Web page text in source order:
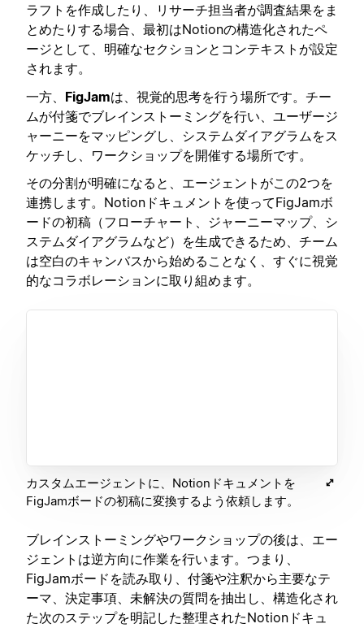
ラフトを作成したり、リサーチ担当者が調査結果をま
とめたりする場合、最初はNotionの構造化されたペ
ージとして、明確なセクションとコンテキストが設定
されます。
一方、 FigJamは、視覚的思考を行う場所です。チー
ムが付箋でブレインストーミングを行い、ユーザージ
ャーニーをマッピングし、システムダイアグラムをス
ケッチし、ワークショップを開催する場所です。
その分割が明確になると、エージェントがこの2つを
連携します。Notionドキュメントを使ってFigJamボ
ードの初稿（フローチャート、ジャーニーマップ、シ
ステムダイアグラムなど）を生成できるため、チーム
は空白のキャンバスから始めることなく、すぐに視覚
的なコラボレーションに取り組めます。
カスタムエージェントに、Notionドキュメントを
FigJamボードの初稿に変換するよう依頼します。
ブレインストーミングやワークショップの後は、エー
ジェントは逆方向に作業を行います。つまり、
FigJamボードを読み取り、付箋や注釈から主要なテ
ーマ、決定事項、未解決の質問を抽出し、構造化され
た次のステップを明記した整理されたNotionドキュ